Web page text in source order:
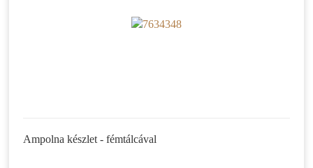
Ampolna készlet - fémtálcával